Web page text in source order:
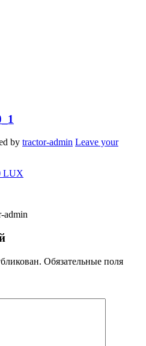
by tractor-admin Leave your
admin
Обязательные поля